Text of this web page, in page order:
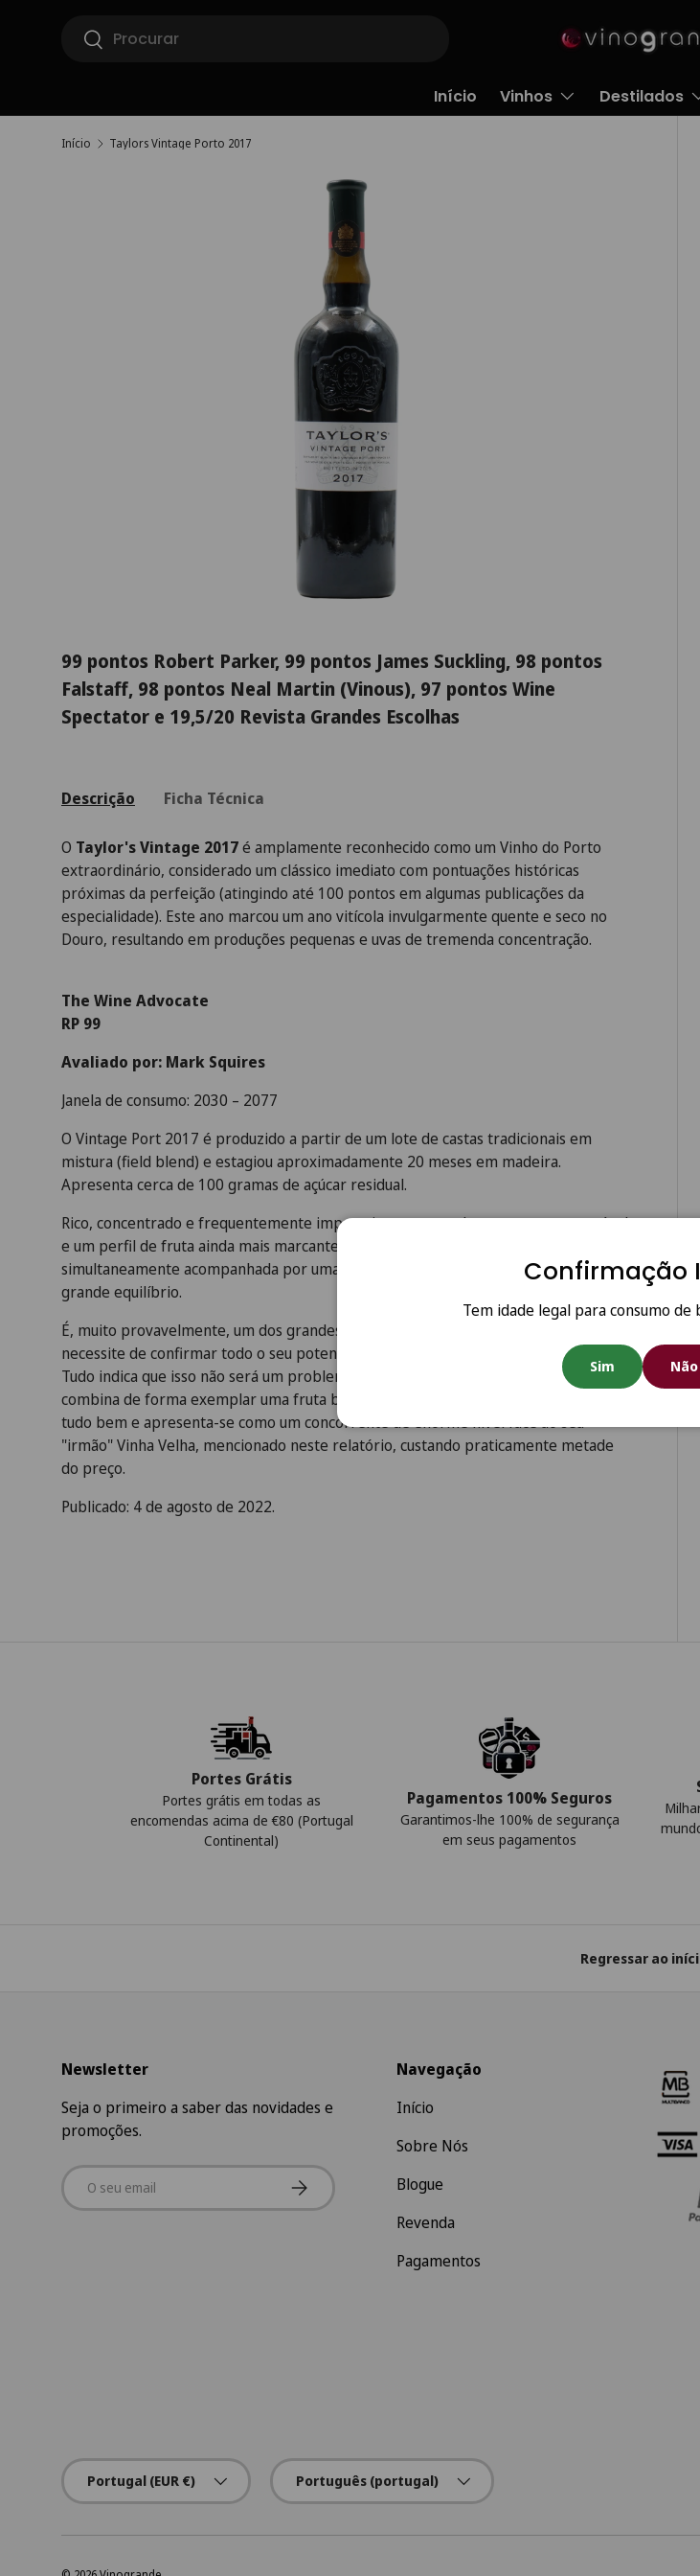
Ir para o conteúdo
Pesquisar
Pesquisar
Início Vinhos Destilados
Início Taylors Vintage Porto 2017
99 pontos Robert Parker, 99 pontos James Suckling, 98 pontos
Falstaff, 98 pontos Neal Martin (Vinous), 97 pontos Wine
Spectator e 19,5/20 Revista Grandes Escolhas
Descrição Ficha Técnica
O Taylor's Vintage 2017é amplamente reconhecido como um Vinho do Porto
extraordinário, considerado um clássico imediato com pontuações históricas
próximas da perfeição (atingindo até 100 pontos em algumas publicações da
especialidade). Este ano marcou um ano vitícola invulgarmente quente e seco no
Douro, resultando em produções pequenas e uvas de tremenda concentração.
The Wine Advocate
RP 99
Avaliado por: Mark Squires
Janela de consumo: 2030 – 2077
O Vintage Port 2017 é produzido a partir de um lote de castas tradicionais em
mistura (field blend) e estagiou aproximadamente 20 meses em madeira.
Apresenta cerca de 100 gramas de açúcar residual.
Rico, concentrado e frequentemente impressionante, revela uma estrutura notável
e um perfil de fruta ainda mais marcante. A fruta é exuberante e intensa, mas
simultaneamente acompanhada por uma frescura extraordinária, que lhe confere
grande equilíbrio.
É, muito provavelmente, um dos grandes Vintage Ports da Taylor's, embora ainda
necessite de confirmar todo o seu potencial com o envelhecimento em garrafa.
Tudo indica que isso não será um problema. Como referi na minha primeira prova,
combina de forma exemplar uma fruta brilhante com uma estrutura impecável. Faz
tudo bem e apresenta-se como um concorrente de enorme nível face ao seu
"irmão" Vinha Velha, mencionado neste relatório, custando praticamente metade
do preço.
Publicado: 4 de agosto de 2022.
Confirmação
Tem idade legal para consumo de
Sim Não
Portes Grátis
Portes grátis em todas as
encomendas acima de €80 (Portugal
Continental)
Pagamentos 100% Seguros
Garantimos-lhe 100% de segurança
em seus pagamentos
Regressar ao
Newsletter
Seja o primeiro a saber das novidades e
promoções.
Email Subscrever
Navegação
Início
Sobre Nós
Blogue
Revenda
Pagamentos
País/Região
Portugal (EUR €)
Idioma
Português (portugal)